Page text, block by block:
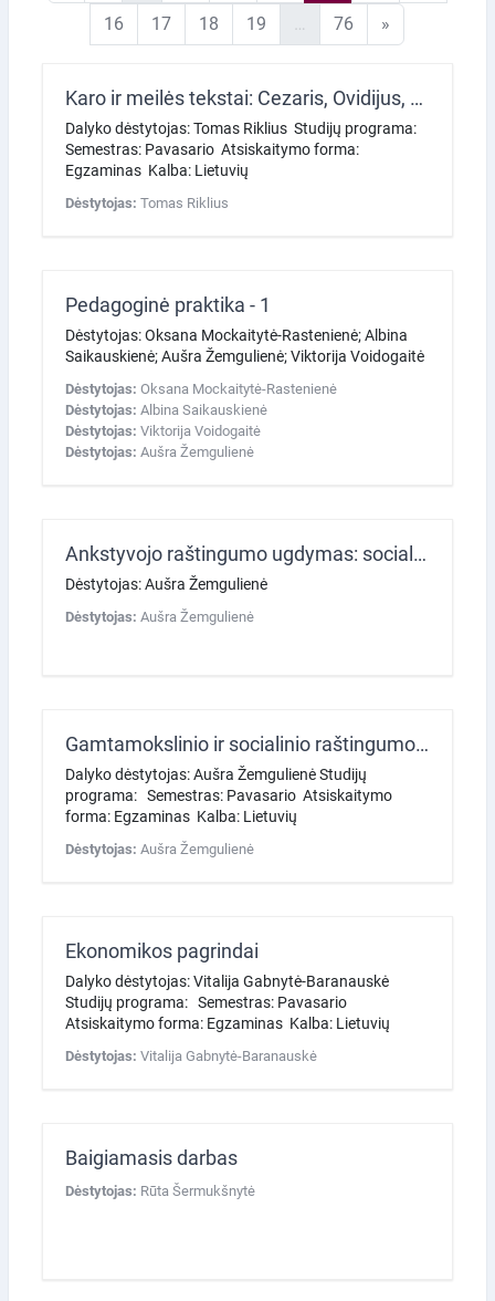
16 16 puslapis
1717 puslapis
18 18 puslapis
19 19 puslapis
76 76 puslapis
»
Karo ir meilės tekstai: Cezaris, Ovidijus, Katulas
Dalyko dėstytojas: Tomas Riklius Studijų programa:
Semestras: Pavasario Atsiskaitymo forma:
Egzaminas Kalba: Lietuvių
Dėstytojas: Tomas Riklius
Pedagoginė praktika - 1
Dėstytojas: Oksana Mockaitytė-Rastenienė; Albina
Saikauskienė; Aušra Žemgulienė; Viktorija Voidogaitė
Dėstytojas: Oksana Mockaitytė-Rastenienė
Dėstytojas: Albina Saikauskienė
Dėstytojas: Viktorija Voidogaitė
Dėstytojas: Aušra Žemgulienė
Ankstyvojo raštingumo ugdymas: socialinis ugdymas
Dėstytojas: Aušra Žemgulienė
Dėstytojas: Aušra Žemgulienė
Gamtamokslinio ir socialinio raštingumo ugdymas 3: Valstybės ir visuomenės raidos didaktika
Dalyko dėstytojas: Aušra Žemgulienė Studijų
programa: Semestras: Pavasario Atsiskaitymo
forma: Egzaminas Kalba: Lietuvių
Dėstytojas: Aušra Žemgulienė
Ekonomikos pagrindai
Dalyko dėstytojas: Vitalija Gabnytė-Baranauskė
Studijų programa: Semestras: Pavasario
Atsiskaitymo forma: Egzaminas Kalba: Lietuvių
Dėstytojas: Vitalija Gabnytė-Baranauskė
Baigiamasis darbas
Dėstytojas: Rūta Šermukšnytė